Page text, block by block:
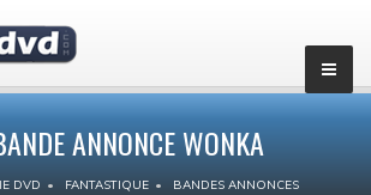
ANNONCE WONKA
DVD FANTASTIQUE BANDES ANNONCES